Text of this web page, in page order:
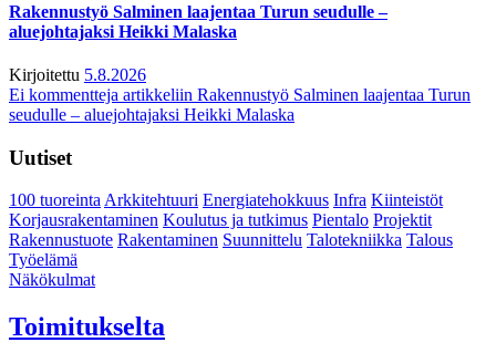
Rakennustyö Salminen laajentaa Turun seudulle –
aluejohtajaksi Heikki Malaska
Kirjoitettu 5.8.2026
Ei kommentteja artikkeliin Rakennustyö Salminen laajentaa Turun
seudulle – aluejohtajaksi Heikki Malaska
Uutiset
100 tuoreintaArkkitehtuuri Energiatehokkuus Infra Kiinteistöt
Korjausrakentaminen Koulutus ja tutkimus Pientalo Projektit
Rakennustuote Rakentaminen Suunnittelu Talotekniikka Talous
Työelämä
Näkökulmat
Toimitukselta